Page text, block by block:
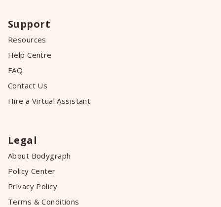
Support
Resources
Help Centre
FAQ
Contact Us
Hire a Virtual Assistant
Legal
About Bodygraph
Policy Center
Privacy Policy
Terms & Conditions